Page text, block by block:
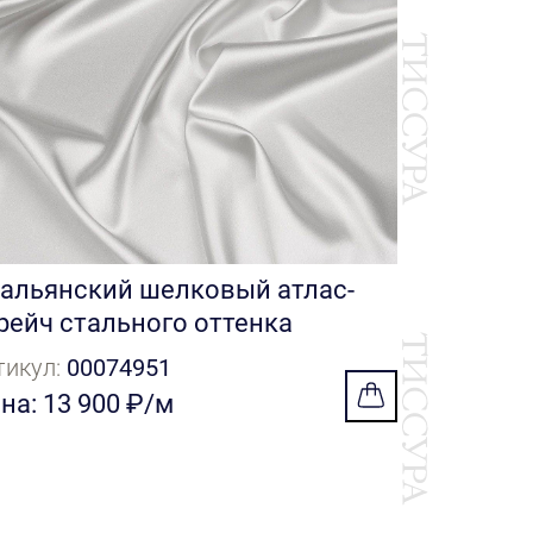
шелковый атлас-
стального оттенка
00074951
13 900 ₽/м
Цена: 9